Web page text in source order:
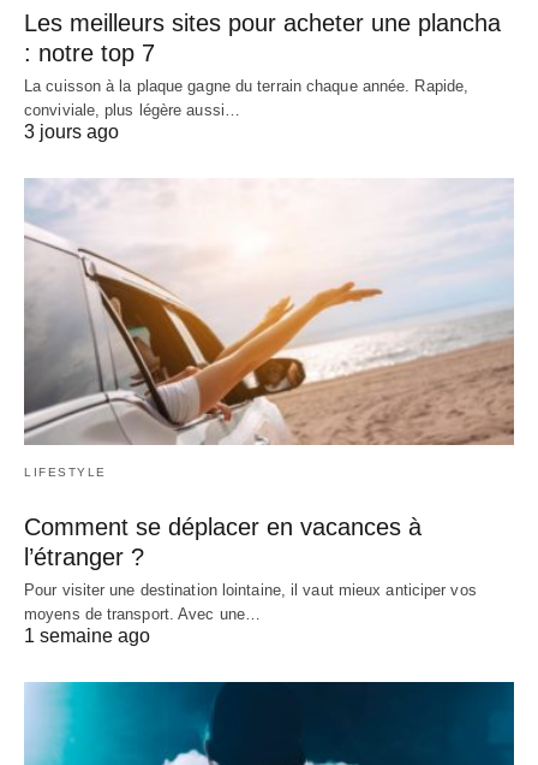
Les meilleurs sites pour acheter une plancha
: notre top 7
La cuisson à la plaque gagne du terrain chaque année. Rapide,
conviviale, plus légère aussi…
3 jours ago
LIFESTYLE
Comment se déplacer en vacances à
l’étranger ?
Pour visiter une destination lointaine, il vaut mieux anticiper vos
moyens de transport. Avec une…
1 semaine ago